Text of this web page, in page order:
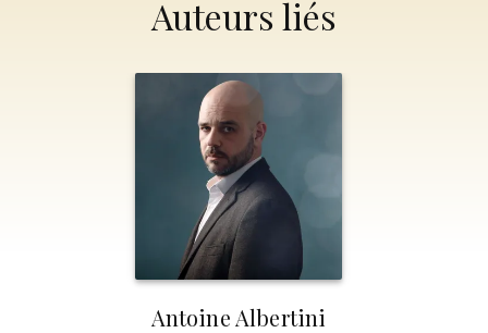
Auteurs liés
Antoine Albertini